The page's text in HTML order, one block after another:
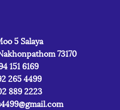
5 Salaya
73170
151 6169
4499
2223